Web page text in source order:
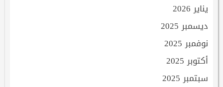
يناير 2026
ديسمبر 2025
نوفمبر 2025
أكتوبر 2025
سبتمبر 2025